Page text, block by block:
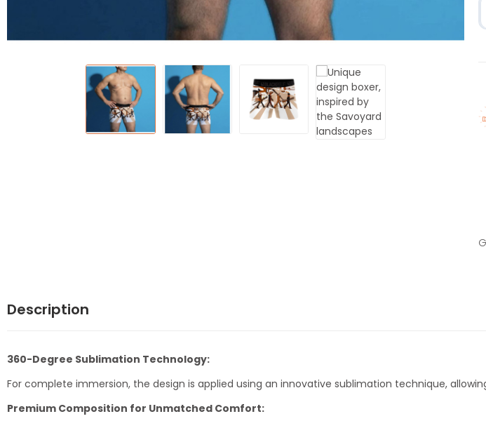
Description
360-Degree Sublimation Technology:
For complete immersion, the design is applied using an innovative sublimation technique,
Premium Composition for Unmatched Comfort: